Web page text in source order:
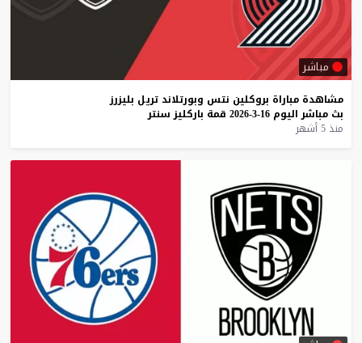
مباشر
مشاهدة مباراة بروكلين نتس وبورتلاند تريل بليزرز
بث مباشر اليوم 16-3-2026 قمة باركليز سنتر
منذ 5 أشهر